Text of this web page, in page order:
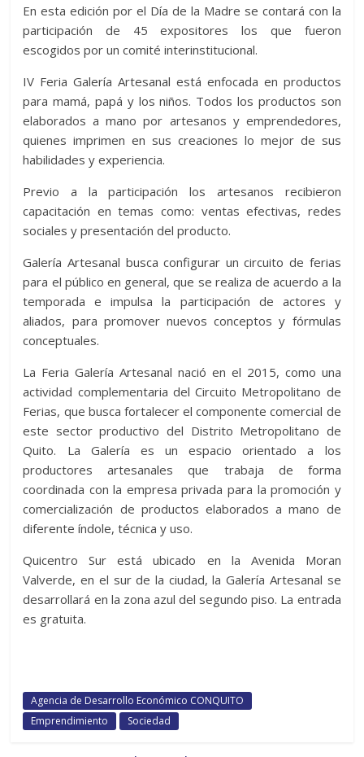
En esta edición por el Día de la Madre se contará con la
participación de 45 expositores los que fueron
escogidos por un comité interinstitucional.
IV Feria Galería Artesanal está enfocada en productos
para mamá, papá y los niños. Todos los productos son
elaborados a mano por artesanos y emprendedores,
quienes imprimen en sus creaciones lo mejor de sus
habilidades y experiencia.
Previo a la participación los artesanos recibieron
capacitación en temas como: ventas efectivas, redes
sociales y presentación del producto.
Galería Artesanal busca configurar un circuito de ferias
para el público en general, que se realiza de acuerdo a la
temporada e impulsa la participación de actores y
aliados, para promover nuevos conceptos y fórmulas
conceptuales.
La Feria Galería Artesanal nació en el 2015, como una
actividad complementaria del Circuito Metropolitano de
Ferias, que busca fortalecer el componente comercial de
este sector productivo del Distrito Metropolitano de
Quito. La Galería es un espacio orientado a los
productores artesanales que trabaja de forma
coordinada con la empresa privada para la promoción y
comercialización de productos elaborados a mano de
diferente índole, técnica y uso.
Quicentro Sur está ubicado en la Avenida Moran
Valverde, en el sur de la ciudad, la Galería Artesanal se
desarrollará en la zona azul del segundo piso. La entrada
es gratuita.
Agencia de Desarrollo Económico CONQUITO
Emprendimiento
Sociedad